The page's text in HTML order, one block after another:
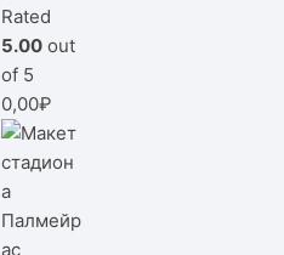
Rated
5.00 out
of 5
0,00₽